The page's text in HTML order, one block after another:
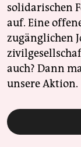
solidarischen
auf. Eine
zugänglichen
auch? Dann
unsere Aktion.